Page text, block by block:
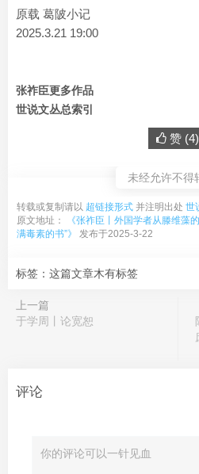
原载 葛陂小记
2025.3.21 19:00
张祚臣更多作品
世说文丛总索引
赞 (4)
未经允许不得
转载或复制请以 超链接形式 并注明出处 世
原文地址：
《张祚臣丨外国学者从滕维
满毒素的书”》
发布于2025-3-22
标签：这篇文章木有标签
上一篇
于学周丨论宽恕
评论